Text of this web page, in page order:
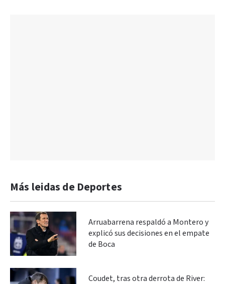
Más leidas de Deportes
Arruabarrena respaldó a Montero y
explicó sus decisiones en el empate
de Boca
Coudet, tras otra derrota de River: